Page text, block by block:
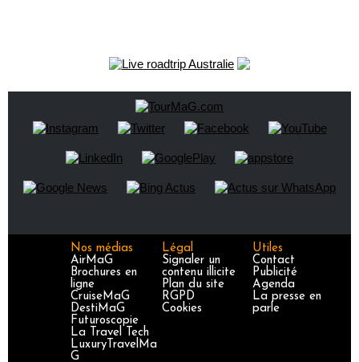
Nos médias
AirMaG
Brochures en
ligne
CruiseMaG
DestiMaG
Futuroscopie
La Travel Tech
LuxuryTravelMa
G
Légal
Signaler un
contenu illicite
Plan du site
RGPD
Cookies
Utiles
Contact
Publicité
Agenda
La presse en
parle